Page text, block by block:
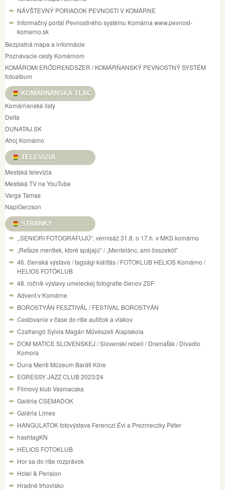
NÁVŠTEVNÝ PORIADOK PEVNOSTI V KOMÁRNE
Informačný portál Pevnostného systému Komárna www.pevnost-
komarno.sk
Bezplatná mapa a informácie
Poznávacie cesty Komárnom
KOMÁROMI ERŐDRENDSZER / KOMÁRŇANSKÝ PEVNOSTNÝ SYSTÉM
fotoalbum
KOMÁRŇANSKÁ TLAČ
Komárňanské listy
Delta
DUNATAJ.SK
Ahoj Komárno
TELEVÍZIA
Mestská televízia
Mestská TV na YouTube
Varga Tamas
NapiGerzson
STRÁNKY
,,SENIORI FOTOGRAFUJÚ“. vernisáž 31.8. o 17.h. v MKS komárno
„Reťaze mentiek, ktoré spájajú“ / „Mentelánc, ami összeköt”
46. členská výstava / tagsági kiálítás / FOTOKLUB HELIOS Komárno /
HELIOS FOTÓKLUB
48. ročník výstavy umeleckej fotografie členov ZSF
Advent v Komárne
BOROSTYÁN FESZTIVÁL / FESTIVAL BOROSTYÁN
Cestovanie v čase do ríše autíčok a vlakov
Czafrangó Sylvia Magán Művészeti Alapiskola
DOM MATICE SLOVENSKEJ / Slovenskí rebeli / Dramaťák / Divadlo
Komora
Duna Menti Múzeum Baráti Köre
EGRESSY JAZZ CLUB 2023/24
Filmový klub Vasmacska
Galéria CSEMADOK
Galéria Limes
HANGULATOK fotovýstava Ferenczi Évi a Prezmeczky Péter
hashtagKN
HELIOS FOTOKLUB
Hor sa do ríše rozprávok
Hotel & Pension
Hradné trhovisko